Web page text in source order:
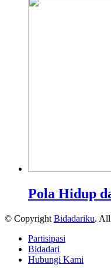
Pola Hidup
© Copyright Bidadariku. All
Partisipasi
Bidadari
Hubungi Kami